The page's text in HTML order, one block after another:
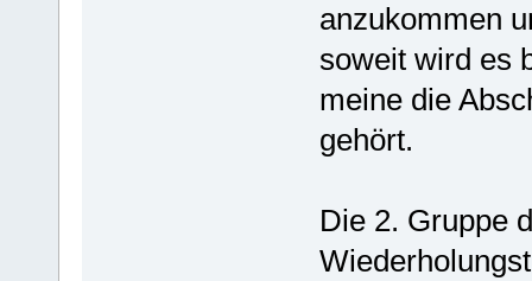
anzukommen
soweit wird es
meine die
gehört.
Die 2. Gruppe